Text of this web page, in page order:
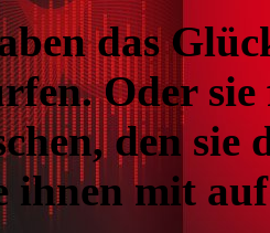
das
Oder
den sie
ihnen mit